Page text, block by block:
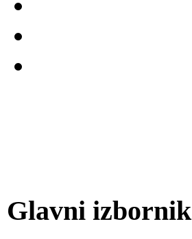
Glavni izbornik